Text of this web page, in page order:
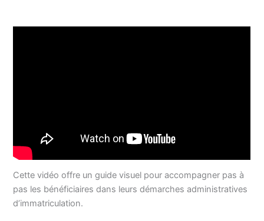
Cette vidéo offre un guide visuel pour accompagner pas à
pas les bénéficiaires dans leurs démarches administratives
d’immatriculation.